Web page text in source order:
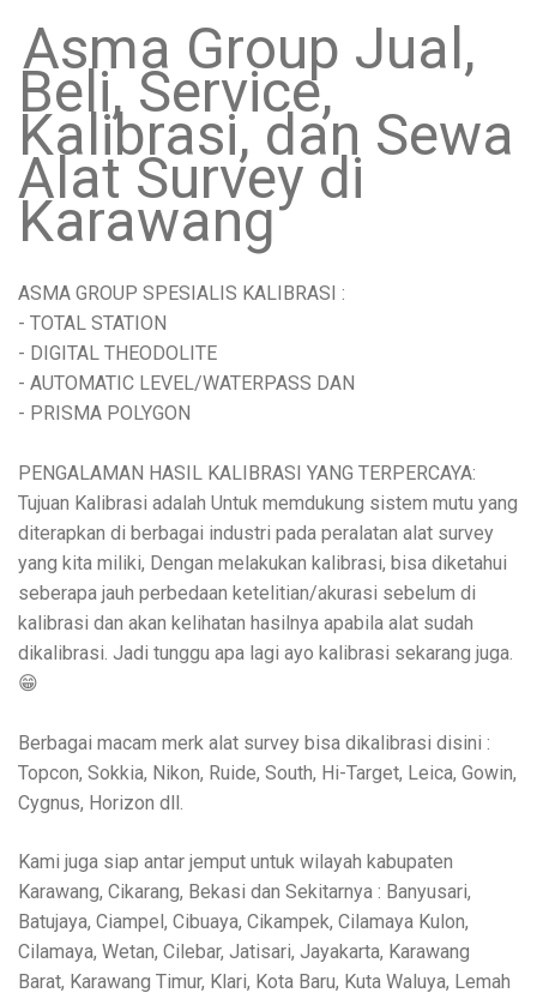
Asma Group Jual,
Beli, Service,
Kalibrasi, dan Sewa
Alat Survey di
Karawang
ASMA GROUP SPESIALIS KALIBRASI :
- TOTAL STATION
- DIGITAL THEODOLITE
- AUTOMATIC LEVEL/WATERPASS DAN
- PRISMA POLYGON
PENGALAMAN HASIL KALIBRASI YANG TERPERCAYA:
Tujuan Kalibrasi adalah Untuk memdukung sistem mutu yang
diterapkan di berbagai industri pada peralatan alat survey
yang kita miliki, Dengan melakukan kalibrasi, bisa diketahui
seberapa jauh perbedaan ketelitian/akurasi sebelum di
kalibrasi dan akan kelihatan hasilnya apabila alat sudah
dikalibrasi. Jadi tunggu apa lagi ayo kalibrasi sekarang juga.
😁
Berbagai macam merk alat survey bisa dikalibrasi disini :
Topcon, Sokkia, Nikon, Ruide, South, Hi-Target, Leica, Gowin,
Cygnus, Horizon dll.
Kami juga siap antar jemput untuk wilayah kabupaten
Karawang, Cikarang, Bekasi dan Sekitarnya : Banyusari,
Batujaya, Ciampel, Cibuaya, Cikampek, Cilamaya Kulon,
Cilamaya, Wetan, Cilebar, Jatisari, Jayakarta, Karawang
Barat, Karawang Timur, Klari, Kota Baru, Kuta Waluya, Lemah